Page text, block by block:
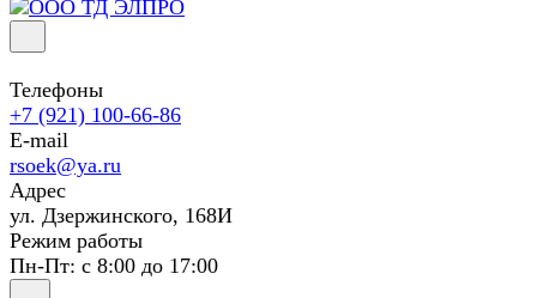
Телефоны
+7 (921) 100-66-86
E-mail
rsoek@ya.ru
Адрес
ул. Дзержинского, 168И
Режим работы
Пн-Пт: с 8:00 до 17:00